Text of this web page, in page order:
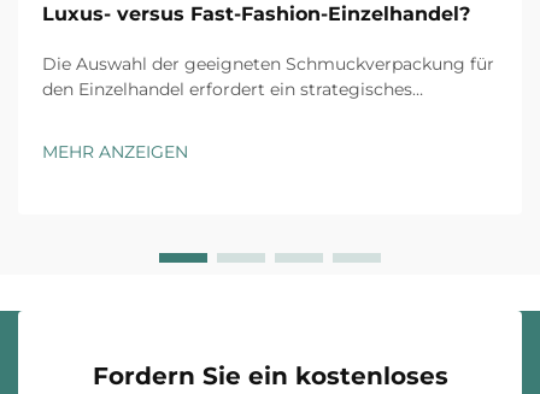
Luxus- versus Fast-Fashion-Einzelhandel?
Die Auswahl der geeigneten Schmuckverpackung für
den Einzelhandel erfordert ein strategisches
Gegebenheiten. Luxusmarken und Fast-Fashion-
MEHR ANZEIGEN
Fordern Sie ein kostenloses